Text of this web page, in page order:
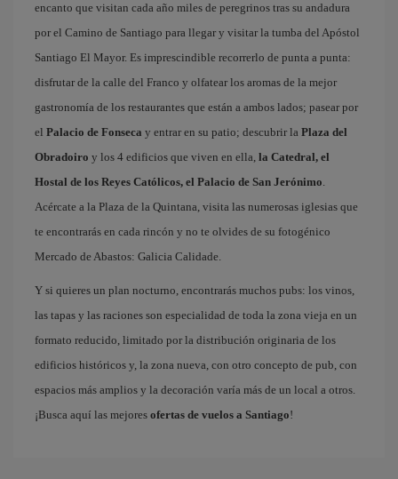
encanto que visitan cada año miles de peregrinos tras su andadura
por el Camino de Santiago para llegar y visitar la tumba del Apóstol
Santiago El Mayor. Es imprescindible recorrerlo de punta a punta:
disfrutar de la calle del Franco y olfatear los aromas de la mejor
gastronomía de los restaurantes que están a ambos lados; pasear por
el Palacio de Fonseca y entrar en su patio; descubrir la Plaza del
Obradoiro y los 4 edificios que viven en ella, la Catedral, el
Hostal de los Reyes Católicos, el Palacio de San Jerónimo.
Acércate a la Plaza de la Quintana, visita las numerosas iglesias que
te encontrarás en cada rincón y no te olvides de su fotogénico
Mercado de Abastos: Galicia Calidade.
Y si quieres un plan nocturno, encontrarás muchos pubs: los vinos,
las tapas y las raciones son especialidad de toda la zona vieja en un
formato reducido, limitado por la distribución originaria de los
edificios históricos y, la zona nueva, con otro concepto de pub, con
espacios más amplios y la decoración varía más de un local a otros.
¡Busca aquí las mejores ofertas de vuelos a Santiago!